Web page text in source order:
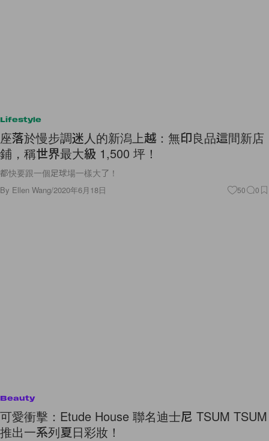
Lifestyle
座落於慢步調迷人的新潟上越：無印良品這間新店
鋪，稱世界最大級 1,500 坪！
都快要跟一個足球場一樣大了！
By Ellen Wang/2020年6月18日 50 0
Beauty
可愛衝擊：Etude House 聯名迪士尼 TSUM TSUM
推出一系列夏日彩妝！